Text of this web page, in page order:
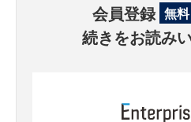
会員登録 無料
続きをお読み